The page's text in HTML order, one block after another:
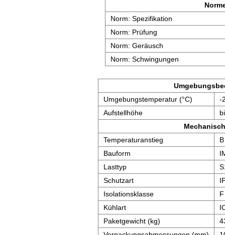
Norm: Spezifikation
Norm: Prüfung
Norm: Geräusch
Norm: Schwingungen
Umgebungstemperatur (°C)
-
Aufstellhöhe
Temperaturanstieg
B
Bauform
Lasttyp
Schutzart
Isolationsklasse
F
Kühlart
Paketgewicht (kg)